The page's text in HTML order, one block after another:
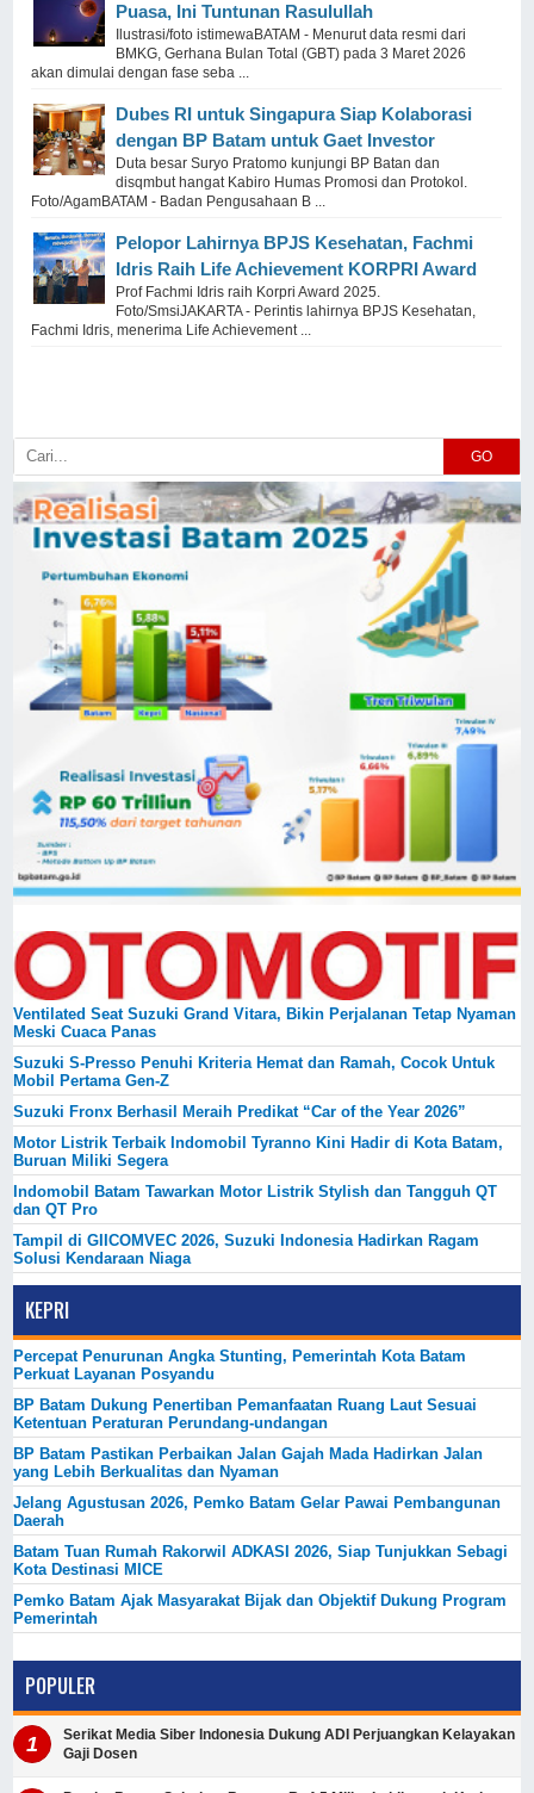
Puasa, Ini Tuntunan Rasulullah
Ilustrasi/foto istimewaBATAM - Menurut data resmi dari
BMKG, Gerhana Bulan Total (GBT) pada 3 Maret 2026
akan dimulai dengan fase seba ...
Dubes RI untuk Singapura Siap Kolaborasi
dengan BP Batam untuk Gaet Investor
Duta besar Suryo Pratomo kunjungi BP Batan dan
disqmbut hangat Kabiro Humas Promosi dan Protokol.
Foto/AgamBATAM - Badan Pengusahaan B ...
Pelopor Lahirnya BPJS Kesehatan, Fachmi
Idris Raih Life Achievement KORPRI Award
Prof Fachmi Idris raih Korpri Award 2025.
Foto/SmsiJAKARTA - Perintis lahirnya BPJS Kesehatan,
Fachmi Idris, menerima Life Achievement ...
GO
Ventilated Seat Suzuki Grand Vitara, Bikin Perjalanan Tetap Nyaman
Meski Cuaca Panas
Suzuki S-Presso Penuhi Kriteria Hemat dan Ramah, Cocok Untuk
Mobil Pertama Gen-Z
Suzuki Fronx Berhasil Meraih Predikat “Car of the Year 2026”
Motor Listrik Terbaik Indomobil Tyranno Kini Hadir di Kota Batam,
Buruan Miliki Segera
Indomobil Batam Tawarkan Motor Listrik Stylish dan Tangguh QT
dan QT Pro
Tampil di GIICOMVEC 2026, Suzuki Indonesia Hadirkan Ragam
Solusi Kendaraan Niaga
KEPRI
Percepat Penurunan Angka Stunting, Pemerintah Kota Batam
Perkuat Layanan Posyandu
BP Batam Dukung Penertiban Pemanfaatan Ruang Laut Sesuai
Ketentuan Peraturan Perundang-undangan
BP Batam Pastikan Perbaikan Jalan Gajah Mada Hadirkan Jalan
yang Lebih Berkualitas dan Nyaman
Jelang Agustusan 2026, Pemko Batam Gelar Pawai Pembangunan
Daerah
Batam Tuan Rumah Rakorwil ADKASI 2026, Siap Tunjukkan Sebagi
Kota Destinasi MICE
Pemko Batam Ajak Masyarakat Bijak dan Objektif Dukung Program
Pemerintah
POPULER
Serikat Media Siber Indonesia Dukung ADI Perjuangkan Kelayakan
Gaji Dosen